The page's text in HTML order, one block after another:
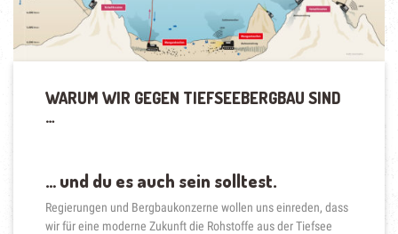
WARUM WIR GEGEN TIEFSEEBERGBAU SIND
…
… und du es auch sein solltest.
Regierungen und Bergbaukonzerne wollen uns einreden, dass
wir für eine moderne Zukunft die Rohstoffe aus der Tiefsee